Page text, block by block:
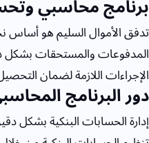
برنامج محاسبي
تدفق الأموال السليم هو أساس
المدفوعات والمستحقات بشكل
الإجراءات اللازمة لضمان
دور البرنامج
إدارة الحسابات البنكية بشكل